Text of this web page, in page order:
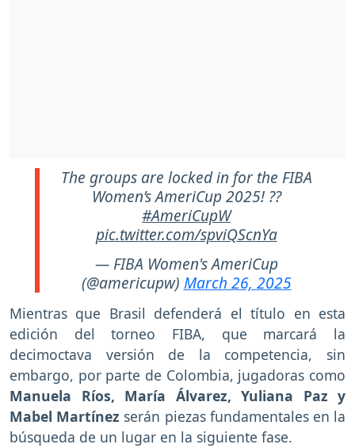
The groups are locked in for the FIBA
Women’s AmeriCup 2025! ??
#AmeriCupW
pic.twitter.com/spviQScnYa
— FIBA Women's AmeriCup
(@americupw) March 26, 2025
Mientras que Brasil defenderá el título en esta
edición del torneo FIBA, que marcará la
decimoctava versión de la competencia, sin
embargo, por parte de Colombia, jugadoras como
Manuela Ríos, María Álvarez, Yuliana Paz y
Mabel Martínez serán piezas fundamentales en la
búsqueda de un lugar en la siguiente fase.